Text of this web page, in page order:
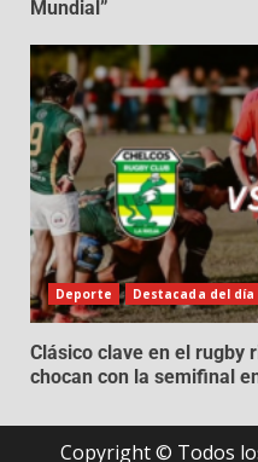
Mundial”
Deporte Destacada del día
Clásico clave en el rugby
chocan con la semifinal
Copyright © Todos